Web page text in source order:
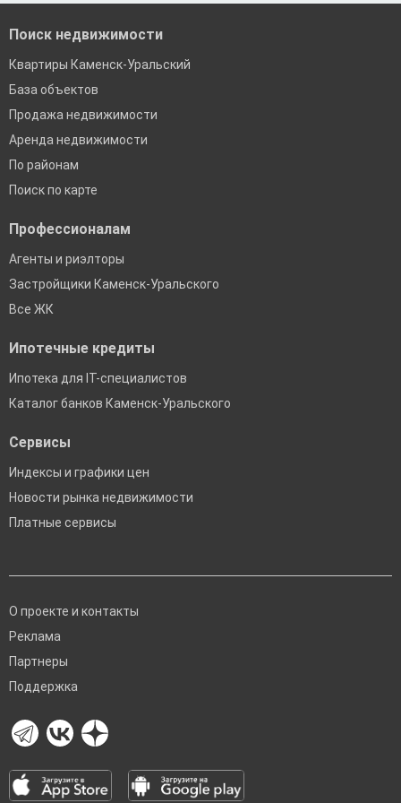
Поиск недвижимости
Квартиры Каменск-Уральский
База объектов
Продажа недвижимости
Аренда недвижимости
По районам
Поиск по карте
Профессионалам
Агенты и риэлторы
Застройщики Каменск-Уральского
Все ЖК
Ипотечные кредиты
Ипотека для IT-специалистов
Каталог банков Каменск-Уральского
Сервисы
Индексы и графики цен
Новости рынка недвижимости
Платные сервисы
О проекте и контакты
Реклама
Партнеры
Поддержка